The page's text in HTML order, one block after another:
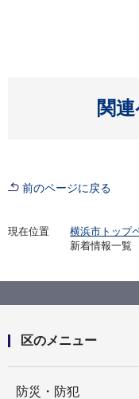
関
前のページに戻る
現在位置 横浜市トップ
新着情報一覧
区のメニュー
防災・防犯